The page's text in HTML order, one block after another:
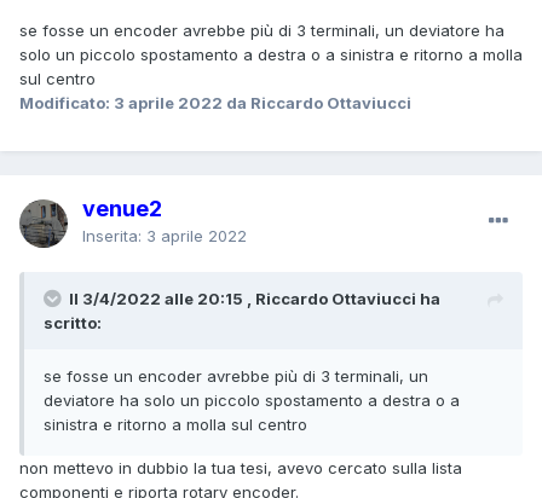
se fosse un encoder avrebbe più di 3 terminali, un deviatore ha
solo un piccolo spostamento a destra o a sinistra e ritorno a molla
sul centro
Modificato: 3 aprile 2022 da Riccardo Ottaviucci
venue2
Inserita: 3 aprile 2022
Il 3/4/2022 alle 20:15 , Riccardo Ottaviucci ha
scritto:
se fosse un encoder avrebbe più di 3 terminali, un
deviatore ha solo un piccolo spostamento a destra o a
sinistra e ritorno a molla sul centro
non mettevo in dubbio la tua tesi, avevo cercato sulla lista
componenti e riporta rotary encoder.